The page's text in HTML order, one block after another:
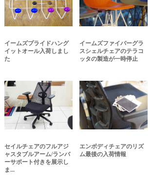
イームズプライドハング
イットオール入荷しまし
た
イームズファイバーグラ
スシェルチェアのテラコ
ッタの製造が一時停止
セイルチェアのフルアジ
ャスタブルアーム/ランバ
ーサポート付きを展示し
ま...
エンボディチェアのリズ
ム最後の入荷情報